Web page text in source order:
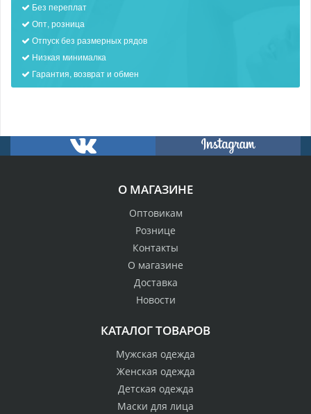
Без переплат
Опт, розница
Отпуск без размерных рядов
Низкая минималка
Гарантия, возврат и обмен
О МАГАЗИНЕ
Оптовикам
Рознице
Контакты
О магазине
Доставка
Новости
КАТАЛОГ ТОВАРОВ
Мужская одежда
Женская одежда
Детская одежда
Маски для лица